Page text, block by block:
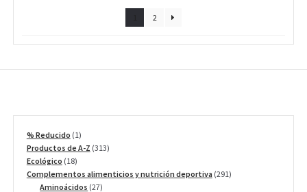
página
2
% Reducido 11
producto
Productos de A-Z 313313
Ecológico 1818
productos
Complementos alimenticios y nutrición deportiva 291291
Aminoácidos 2727